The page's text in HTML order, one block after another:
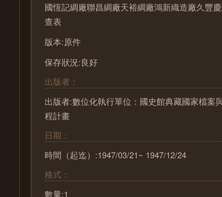
國恆記綢廠聯昌綢廠天裕綢廠鴻新織造廠久豐
查表
版本:原件
保存狀況:良好
出版者：
出版者:數位化執行單位：國史館典藏國家檔案
程計畫
日期：
時間（起迄）:1947/03/21~ 1947/12/24
格式：
數量:1